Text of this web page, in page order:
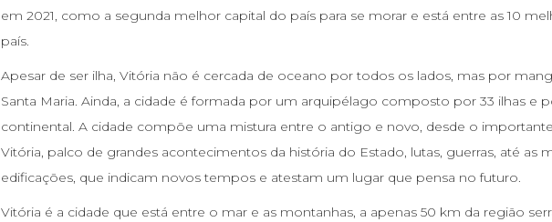
em 2021, como a segunda melhor capital do país para se morar e está entre as 10
país.
Apesar de ser ilha, Vitória não é cercada de oceano por todos os lados, mas por
Santa Maria. Ainda, a cidade é formada por um arquipélago composto por 33 ilhas e
continental. A cidade compõe uma mistura entre o antigo e novo, desde o
Vitória, palco de grandes acontecimentos da história do Estado, lutas, guerras, até as
edificações, que indicam novos tempos e atestam um lugar que pensa no futuro.
Vitória é a cidade que está entre o mar e as montanhas, a apenas 50 km da região